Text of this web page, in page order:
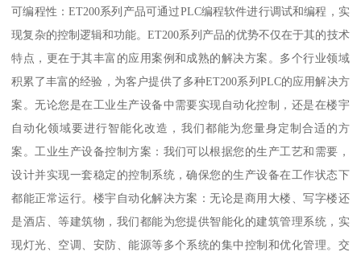
可编程性：ET200系列产品可通过PLC编程软件进行调试和编程，实
现复杂的控制逻辑和功能。ET200系列产品的优势不仅在于其的技术
特点，更在于其丰富的应用案例和成熟的解决方案。多个行业领域
积累了丰富的经验，为客户提供了多种ET200系列PLC的应用解决方
案。无论您是在工业生产设备中需要实现自动化控制，还是在楼宇
自动化领域要进行智能化改造，我们都能为您量身定制合适的方
案。工业生产设备控制方案：我们可以根据您的生产工艺和需要，
设计并实现一套稳定的控制系统，确保您的生产设备在工作状态下
都能正常运行。楼宇自动化解决方案：无论是商用大楼、写字楼还
是酒店、等建筑物，我们都能为您提供智能化的建筑管理系统，实
现灯光、空调、安防、能源等多个系统的集中控制和优化管理。交